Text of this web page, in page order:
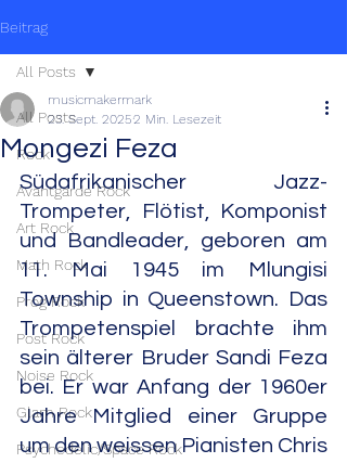
Beitrag
All Posts
Rock
Avantgarde Rock
Art Rock
Math Rock
Prog Rock
Post Rock
Noise Rock
Glam Rock
Psychedelic/Space Rock
All Posts
Mongezi Feza
musicmakermark
23. Sept. 20252 Min. Lesezeit
Südafrikanischer Jazz-
Trompeter, Flötist, Komponist
und Bandleader, geboren am
11. Mai 1945 im Mlungisi
Township in Queenstown. Das
Trompetenspiel brachte ihm
sein älterer Bruder Sandi Feza
bei. Er war Anfang der 1960er
Jahre Mitglied einer Gruppe
um den weissen Pianisten Chris